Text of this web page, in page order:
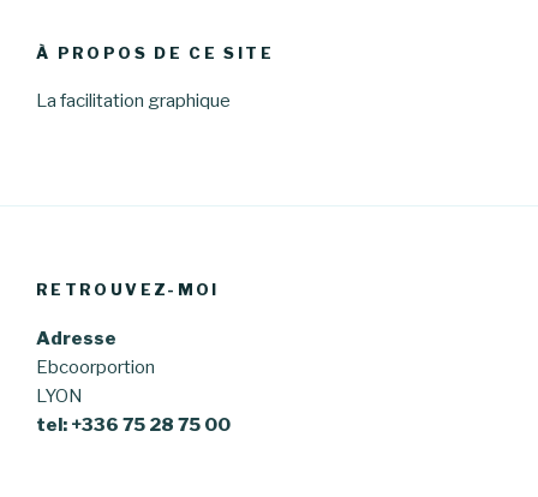
À PROPOS DE CE SITE
La facilitation graphique
RETROUVEZ-MOI
Adresse
Ebcoorportion
LYON
tel: +336 75 28 75 00